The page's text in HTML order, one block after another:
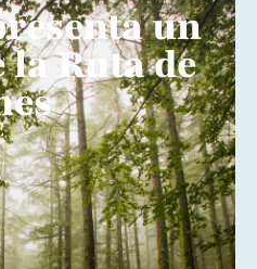
un
Ruta de